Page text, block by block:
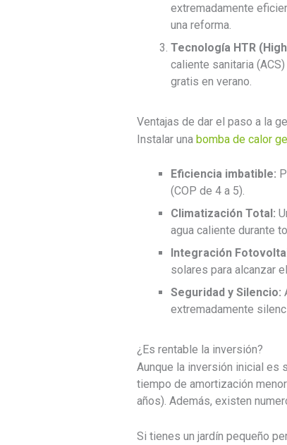
extremadamente
una reforma.
Tecnología HTR
caliente sanitaria
gratis en verano.
Ventajas de dar el paso a la
Instalar una bomba de calor
Eficiencia imbatible:
(COP de 4 a 5).
Climatización Total:
agua caliente durante
Integración
solares para alcanzar el
Seguridad y Silencio:
extremadamente
¿Es rentable la inversión?
Aunque la inversión inicial es
tiempo de amortización
años). Además, existen
Si tienes un jardín pequeño